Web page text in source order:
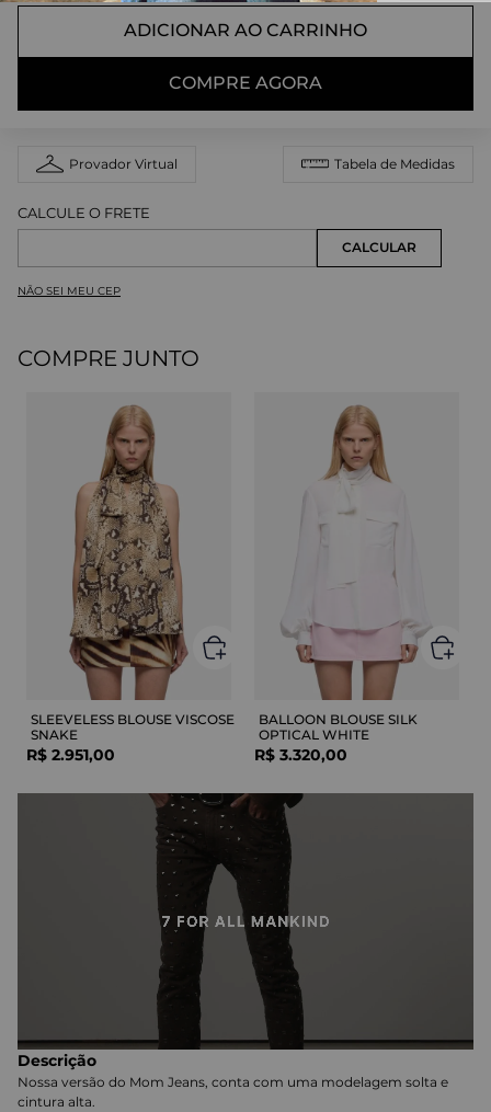
ADICIONAR AO CARRINHO
COMPRE AGORA
Provador Virtual Tabela de Medidas
NÃO SEI MEU CEP
COMPRE JUNTO
SLEEVELESS BLOUSE VISCOSE
SNAKE
R$ 2.951,00
BALLOON BLOUSE SILK
OPTICAL WHITE
R$ 3.320,00
Descrição
Nossa versão do Mom Jeans, conta com uma modelagem solta e
cintura alta.